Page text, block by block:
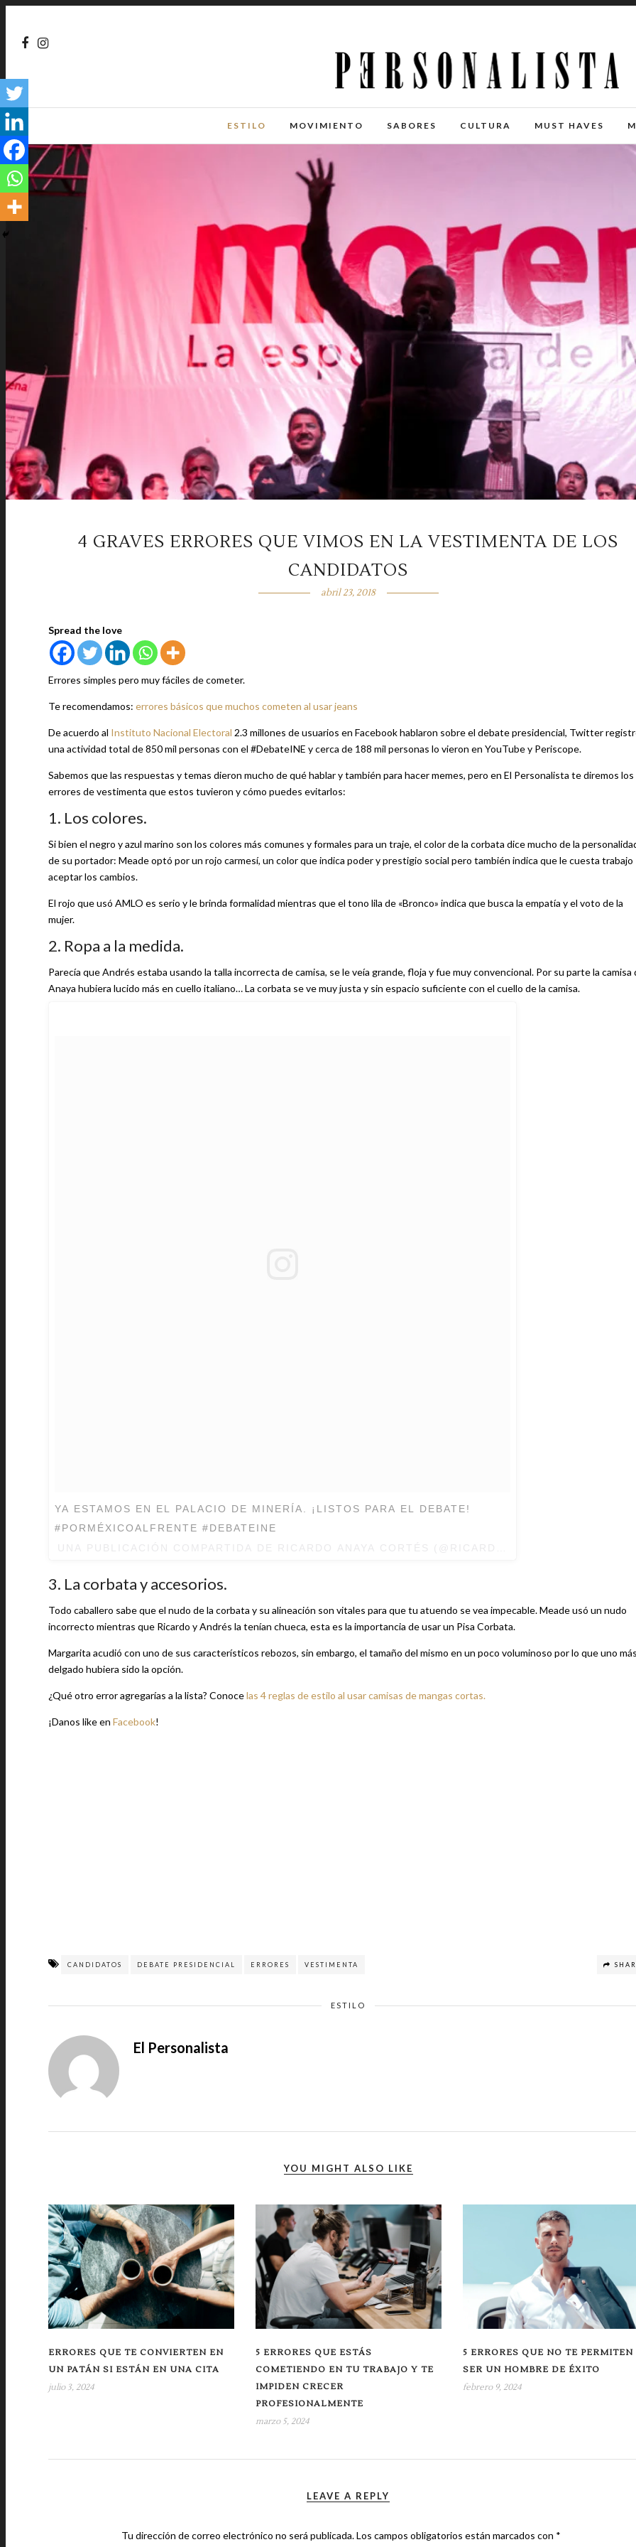
ESTILO MOVIMIENTO SABORES CULTURA MUST HAVES
4 GRAVES ERRORES QUE VIMOS EN LA VESTIMENTA DE LOS
CANDIDATOS
abril 23, 2018
Spread the love
Errores simples pero muy fáciles de cometer.
Te recomendamos: errores básicos que muchos cometen al usar jeans
De acuerdo al Instituto Nacional Electoral 2.3 millones de usuarios en Facebook hablaron sobre el debate presidencial, Twitter
una actividad total de 850 mil personas con el #DebateINE y cerca de 188 mil personas lo vieron en YouTube y Periscope.
Sabemos que las respuestas y temas dieron mucho de qué hablar y también para hacer memes, pero en El Personalista te diremos los
errores de vestimenta que estos tuvieron y cómo puedes evitarlos:
1. Los colores.
Si bien el negro y azul marino son los colores más comunes y formales para un traje, el color de la corbata dice mucho de la
de su portador: Meade optó por un rojo carmesí, un color que indica poder y prestigio social pero también indica que le cuesta trabajo
aceptar los cambios.
El rojo que usó AMLO es serio y le brinda formalidad mientras que el tono lila de «Bronco» indica que busca la empatía y el voto de la
mujer.
2. Ropa a la medida.
Parecía que Andrés estaba usando la talla incorrecta de camisa, se le veía grande, floja y fue muy convencional. Por su parte la camisa
Anaya hubiera lucido más en cuello italiano… La corbata se ve muy justa y sin espacio suficiente con el cuello de la camisa.
YA ESTAMOS EN EL PALACIO DE MINERÍA. ¡LISTOS PARA EL DEBATE!
#PORMÉXICOALFRENTE #DEBATEINE
3. La corbata y accesorios.
Todo caballero sabe que el nudo de la corbata y su alineación son vitales para que tu atuendo se vea impecable. Meade usó un nudo
incorrecto mientras que Ricardo y Andrés la tenían chueca, esta es la importancia de usar un Pisa Corbata.
Margarita acudió con uno de sus característicos rebozos, sin embargo, el tamaño del mismo en un poco voluminoso por lo que uno
delgado hubiera sido la opción.
¿Qué otro error agregarías a la lista? Conocelas 4 reglas de estilo al usar camisas de mangas cortas.
¡Danos like en Facebook!
CANDIDATOS DEBATE PRESIDENCIAL ERRORES VESTIMENTA
ESTILO
El Personalista
YOU MIGHT ALSO LIKE
ERRORES QUE TE CONVIERTEN EN
UN PATÁN SI ESTÁN EN UNA CITA
julio 3, 2024
5 ERRORES QUE ESTÁS
COMETIENDO EN TU TRABAJO Y TE
IMPIDEN CRECER
PROFESIONALMENTE
marzo 5, 2024
5 ERRORES QUE NO TE PERMITEN
SER UN HOMBRE DE ÉXITO
febrero 9, 2024
LEAVE A REPLY
Tu dirección de correo electrónico no será publicada.Los campos obligatorios están marcados con *